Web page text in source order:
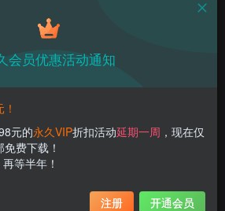
会员优惠活动通知
元的永久VIP折扣活动延期一周 ，现在仅
免费下载！
等半年！
注册 开通会员